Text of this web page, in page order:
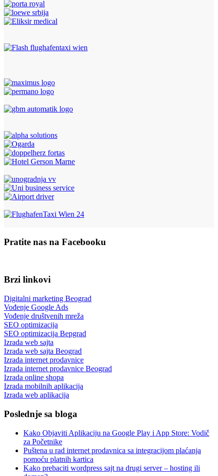
Pratite nas na Facebooku
Brzi linkovi
Digitalni marketing Beograd
Vođenje Google Ads
Vođenje društvenih mreža
SEO optimizacija
SEO optimizacija Bepgrad
Izrada web sajta
Izrada web sajta Beograd
Izrada internet prodavnice
Izrada internet prodavnice Beograd
Izrada online shopa
Izrada mobilnih aplikacija
Izrada web aplikacija
Poslednje sa bloga
Kako Objaviti Aplikaciju na Google Play i App Store: Vodič
za Početnike
Puštena u rad internet prodavnica sa integracijom plaćanja
pomoću platnih kartica
Kako prebaciti wordpress sajt na drugi server – hosting ili